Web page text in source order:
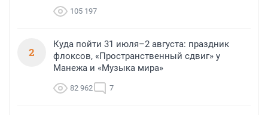
105 197
2
Куда пойти 31 июля–2 августа: праздник
флоксов, «Пространственный сдвиг» у
Манежа и «Музыка мира»
82 962 7